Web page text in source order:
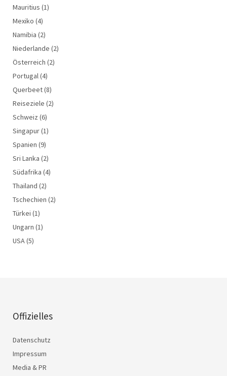
Mauritius (1)
Mexiko (4)
Namibia (2)
Niederlande (2)
Österreich (2)
Portugal(4)
Querbeet(8)
Reiseziele (2)
Schweiz (6)
Singapur(1)
Spanien (9)
Sri Lanka (2)
Südafrika (4)
Thailand (2)
Tschechien (2)
Türkei (1)
Ungarn (1)
USA(5)
Offizielles
Datenschutz
Impressum
Media & PR